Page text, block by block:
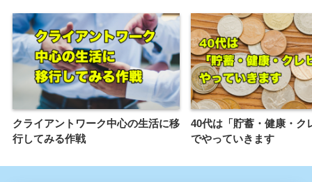
クライアントワーク中心の生活に移
行してみる作戦
40代は「貯蓄・健康・ク
でやっていきます